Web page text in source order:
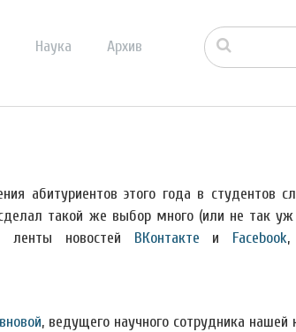
Наука Архив
абитуриентов этого года в студентов
сделал такой же выбор много (или не так
ленты новостей ВКонтакте и Facebook,
, ведущего научного сотрудника